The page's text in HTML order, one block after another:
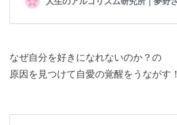
なぜ自分を好きになれないのか？の
原因を見つけて自愛の覚醒をうながす！